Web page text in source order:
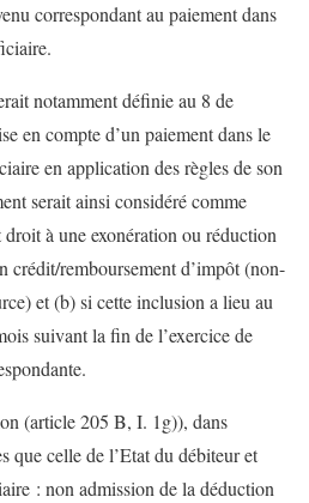
correspondant au paiement dans
notamment définie au 8 de
en compte d’un paiement dans le
en application des règles de son
serait ainsi considéré comme
droit à une exonération ou réduction
crédit/remboursement d’impôt (non-
et (b) si cette inclusion a lieu au
suivant la fin de l’exercice de
(article 205 B, I. 1g)), dans
que celle de l’Etat du débiteur et
: non admission de la déduction